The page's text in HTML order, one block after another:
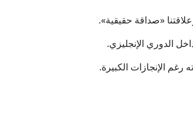
«صداقة حقيقية».
الدوري الإنجليزي.
الإنجازات الكبيرة.